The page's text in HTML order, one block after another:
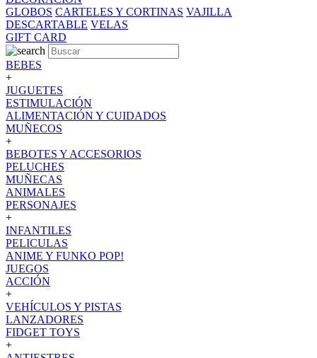
GLOBOS CARTELES Y CORTINAS VAJILLA
DESCARTABLE VELAS
GIFT CARD
BEBES
+
JUGUETES
ESTIMULACIÓN
ALIMENTACIÓN Y CUIDADOS
MUÑECOS
+
BEBOTES Y ACCESORIOS
PELUCHES
MUÑECAS
ANIMALES
PERSONAJES
+
INFANTILES
PELICULAS
ANIME Y FUNKO POP!
JUEGOS
ACCIÓN
+
VEHÍCULOS Y PISTAS
LANZADORES
FIDGET TOYS
+